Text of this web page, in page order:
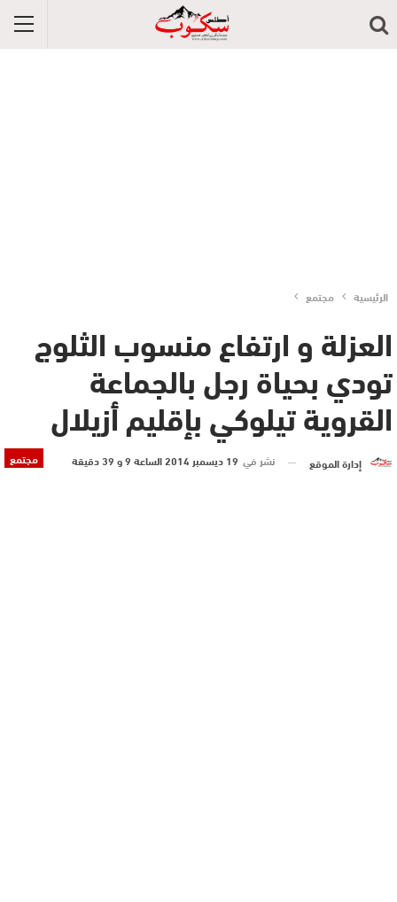
الرئيسية مجتمع
العزلة و ارتفاع منسوب الثلوج
تودي بحياة رجل بالجماعة
القروية تيلوكي بإقليم أزيلال
مجتمع إدارة الموقع نشر في 19 ديسمبر 2014 الساعة 9 و 39 دقيقة